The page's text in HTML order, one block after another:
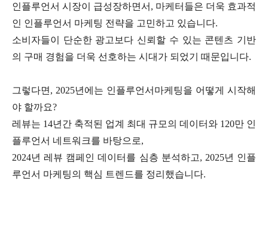
인플루언서 시장이 급성장하면서, 마케터들은 더욱 효과적
인 인플루언서 마케팅 전략을 고민하고 있습니다.
소비자들이 단순한 광고보다 신뢰할 수 있는 콘텐츠 기반
의 구매 경험을 더욱 선호하는 시대가 되었기 때문입니다.
그렇다면, 2025년에는 인플루언서마케팅을 어떻게 시작해
야 할까요?
레뷰는 14년간 축적된 업계 최대 규모의 데이터와 120만 인
플루언서 네트워크를 바탕으로,
2024년 레뷰 캠페인 데이터를 심층 분석하고, 2025년 인플
루언서 마케팅의 핵심 트렌드를 정리했습니다.